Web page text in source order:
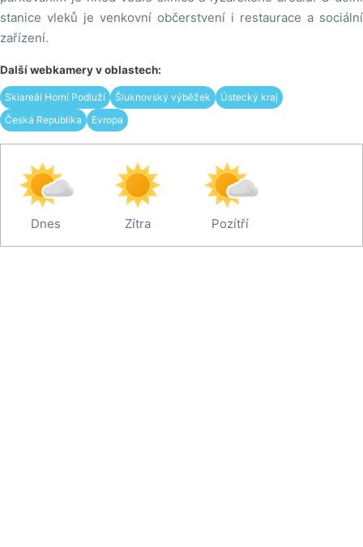
stanice vleků je venkovní občerstvení i restaurace a sociální
zařízení.
Další webkamery v oblastech:
Skiareál Horní Podluží Šluknovský výběžek
Ústecký kraj
Česká Republika
Evropa
Dnes Zítra Pozítří